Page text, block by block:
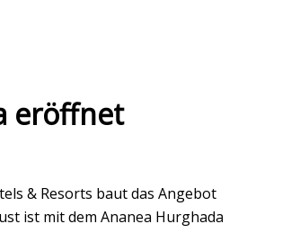
eröffnet
& Resorts baut das Angebot
ist mit dem Ananea Hurghada